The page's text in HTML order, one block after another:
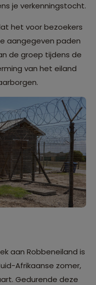
je verkenningstocht.
het voor bezoekers
aangegeven paden
de groep tijdens de
van het eiland
aan Robbeneiland is
Afrikaanse zomer,
Gedurende deze